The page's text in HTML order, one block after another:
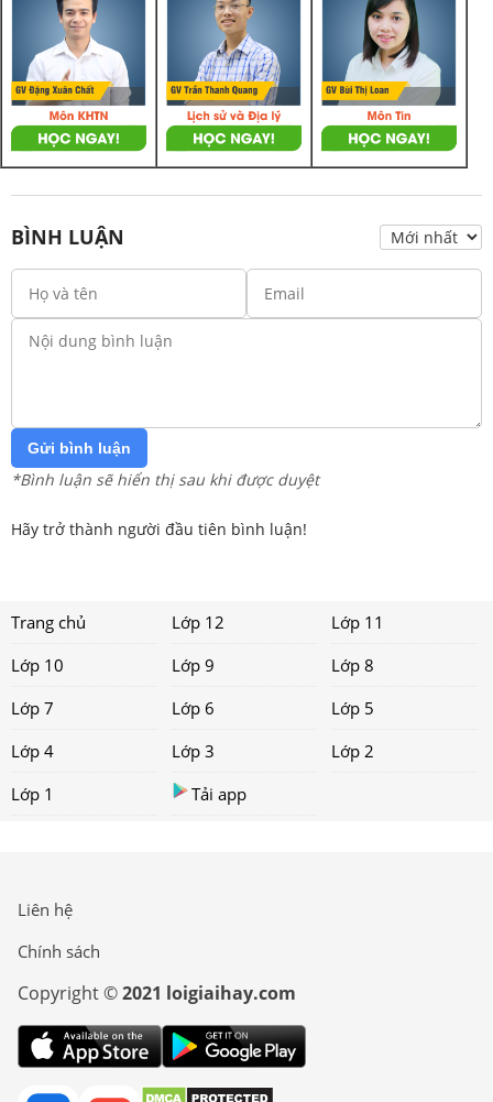
BÌNH LUẬN
Gửi bình luận
*Bình luận sẽ hiển thị sau khi được duyệt
Hãy trở thành người đầu tiên bình luận!
Trang chủ Lớp 12
Lớp 11
Lớp 10
Lớp 9
Lớp 8
Lớp 7
Lớp 6
Lớp 5
Lớp 4
Lớp 3
Lớp 2
Lớp 1
Tải app
Liên hệ
Chính sách
Copyright ©2021 loigiaihay.com